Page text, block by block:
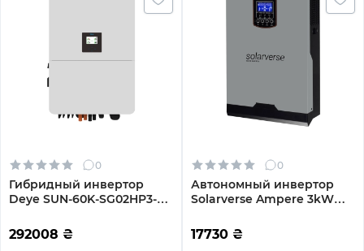
0
Гибридный инвертор
Deye SUN-60K-SG02HP3-
MPPT Wi-Fi 220/380V
Трехфазный
292008 ₴
0
Автономный инвертор
Solarverse Ampere 3kW
Однофазный (SV3024A)
17730 ₴